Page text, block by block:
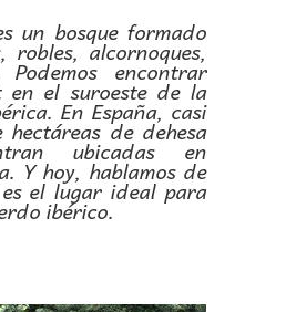
un bosque formado
robles, alcornoques,
encontrar
en el suroeste de la
En España, casi
de dehesa
ubicadas en
Y hoy, hablamos de
el lugar ideal para
ibérico.